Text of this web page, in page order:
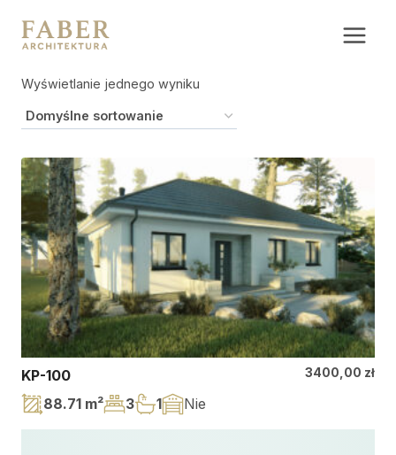
treści
Wyświetlanie jednego wyniku
KP-100 3400,00 zł
88.71 m² 3 1 Nie